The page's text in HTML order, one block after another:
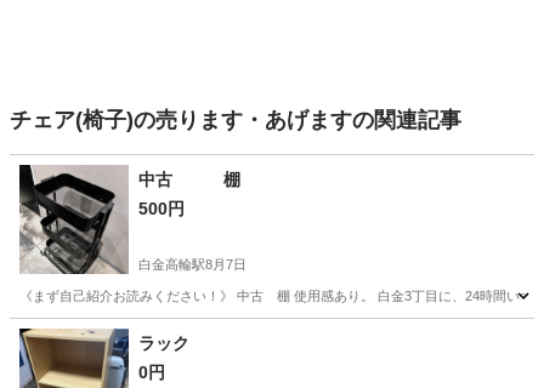
チェア(椅子)の売ります・あげますの関連記事
中古 棚
500円
白金高輪駅8月7日
《まず自己紹介お読みください！》 中古 棚 使用感あり。 白金3丁目に、24時間いつ
東京 港区 白金高輪駅
ラック
0円